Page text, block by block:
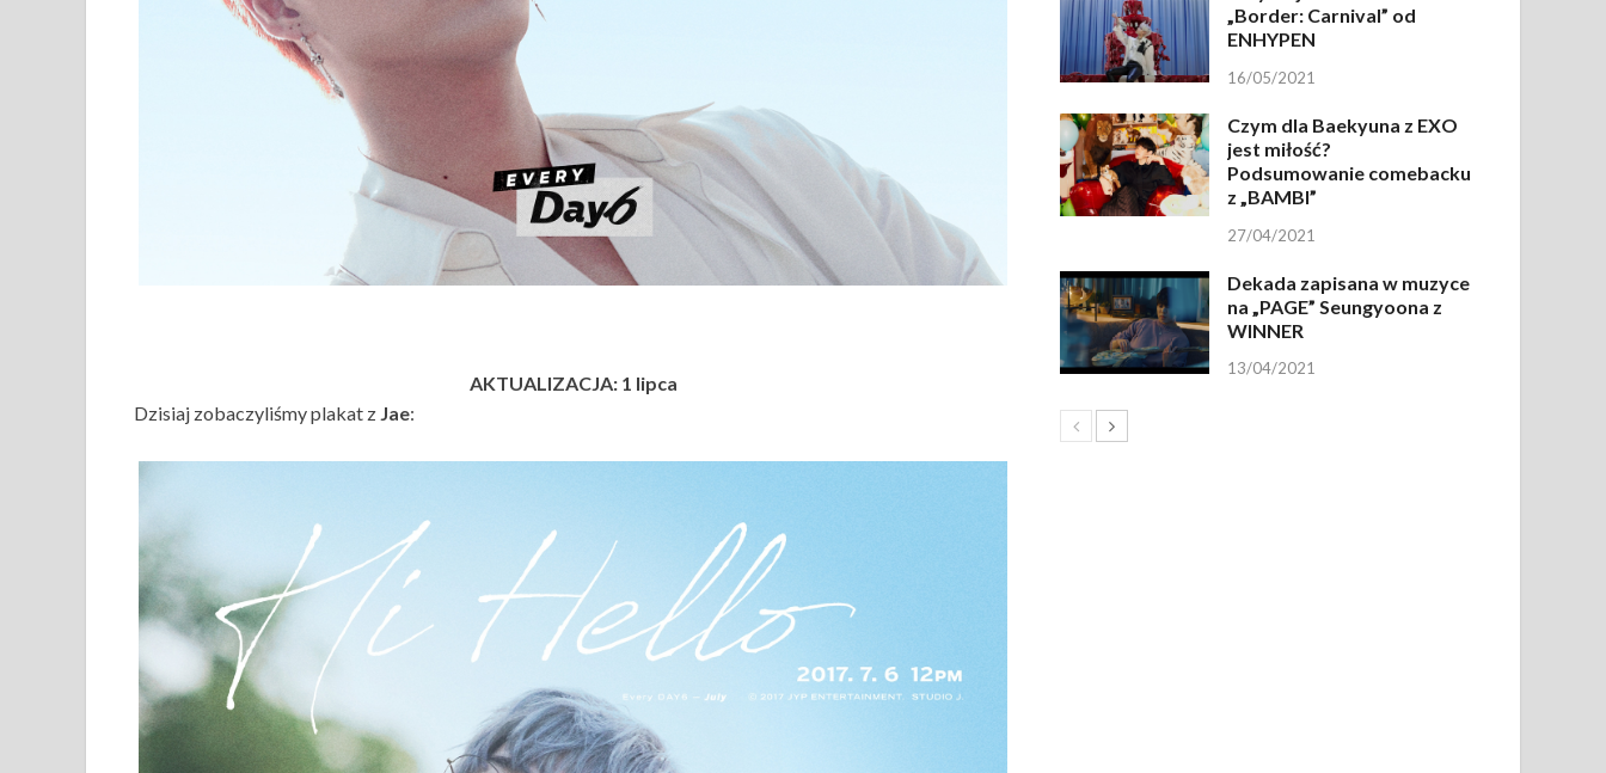
AKTUALIZACJA: 1 lipca
Dzisiaj zobaczyliśmy plakat z Jae:
„Border: Carnival” od
ENHYPEN
16/05/2021
Czym dla Baekyuna z EXO
jest miłość?
Podsumowanie comebacku
z „BAMBI”
27/04/2021
Dekada zapisana w muzyce
na „PAGE” Seungyoona z
WINNER
13/04/2021